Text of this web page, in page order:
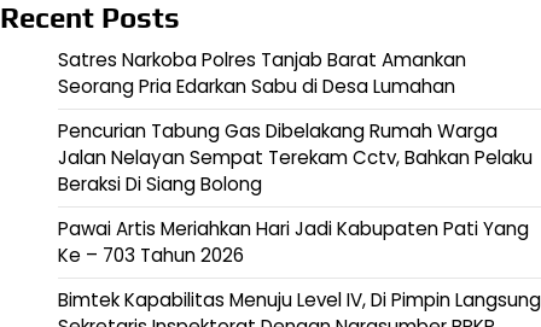
Recent Posts
Satres Narkoba Polres Tanjab Barat Amankan
Seorang Pria Edarkan Sabu di Desa Lumahan
Pencurian Tabung Gas Dibelakang Rumah Warga
Jalan Nelayan Sempat Terekam Cctv, Bahkan Pelaku
Beraksi Di Siang Bolong
Pawai Artis Meriahkan Hari Jadi Kabupaten Pati Yang
Ke – 703 Tahun 2026
Bimtek Kapabilitas Menuju Level IV, Di Pimpin Langsung